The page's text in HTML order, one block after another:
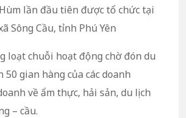
lần đầu tiên được tổ chức tại
Sông Cầu, tỉnh Phú Yên
loạt chuỗi hoạt động chờ đón du
50 gian hàng của các doanh
về ẩm thực, hải sản, du lịch
– cầu.